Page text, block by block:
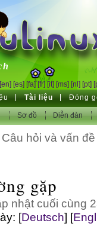
[en] [es] [fa] [fr] [it] [ms] [nl] [pt]
Tài liệu Đóng
Sơ đồ Diễn đàn
Câu hỏi và vấn
gặp
nhật cuối cùng
[Deutsch] [